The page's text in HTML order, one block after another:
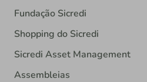
Fundação Sicredi
Shopping do Sicredi
Sicredi Asset Management
Assembleias